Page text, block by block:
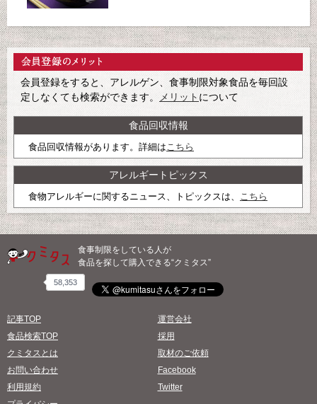
会員登録をすると、アレルゲン、食事制限対象食品を毎回設
定しなくても検索ができます。
メリット について
食品回収情報
食品回収情報があります。詳細はこちら
アレルギートピックス
食物アレルギーに関するニュース、トピックスは、 こちら
食事制限をしている人が
食品を探して購入できる“クミタス”
58,353
記事TOP
食品検索TOP
クミタスとは
お問い合わせ
利用規約
運営会社
採用
取材のご依頼
Facebook
Twitter